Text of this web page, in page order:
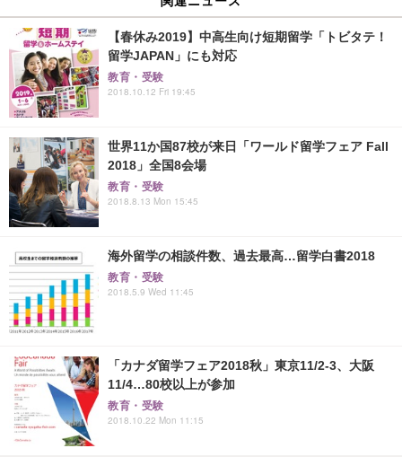
【春休み2019】中高生向け短期留学「トビタテ！
留学JAPAN」にも対応
教育・受験
2018.10.12 Fri 19:45
世界11か国87校が来日「ワールド留学フェア Fall
2018」全国8会場
教育・受験
2018.8.13 Mon 15:45
海外留学の相談件数、過去最高…留学白書2018
教育・受験
2018.5.9 Wed 11:45
「カナダ留学フェア2018秋」東京11/2-3、大阪
11/4…80校以上が参加
教育・受験
2018.10.22 Mon 11:15